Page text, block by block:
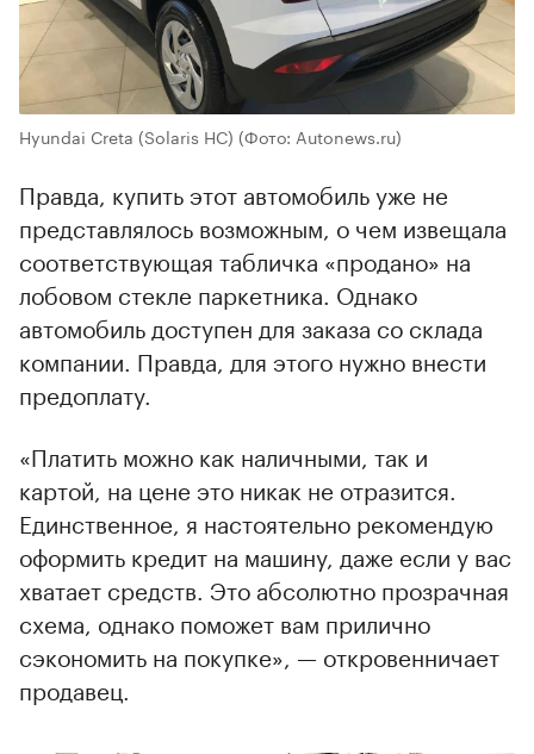
Hyundai Creta (Solaris HC) (Фото: Autonews.ru)
Правда, купить этот автомобиль уже не
представлялось возможным, о чем извещала
соответствующая табличка «продано» на
лобовом стекле паркетника. Однако
автомобиль доступен для заказа со склада
компании. Правда, для этого нужно внести
предоплату.
«Платить можно как наличными, так и
картой, на цене это никак не отразится.
Единственное, я настоятельно рекомендую
оформить кредит на машину, даже если у вас
хватает средств. Это абсолютно прозрачная
схема, однако поможет вам прилично
сэкономить на покупке», — откровенничает
продавец.